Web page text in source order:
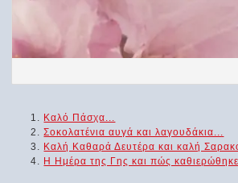
Καλό Πάσχα...
Σοκολατένια αυγά και λαγουδάκια...
Καλή Καθαρά Δευτέρα και καλή
Η Ημέρα της Γης και πώς